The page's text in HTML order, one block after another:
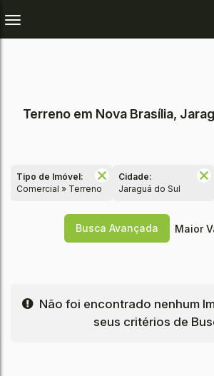
Terreno em Nova Brasília,
Tipo de Imóvel:
Comercial » Terreno
Cidade:
Jaraguá do Sul
Busca Avançada
Não foi encontrado nenhum
seus critérios de